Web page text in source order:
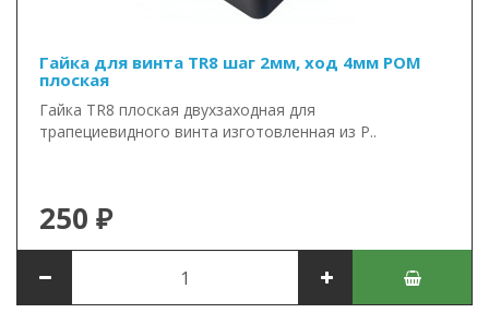
Гайка для винта TR8 шаг 2мм, ход 4мм POM
плоская
Гайка TR8 плоская двухзаходная для
трапециевидного винта изготовленная из P..
250 ₽